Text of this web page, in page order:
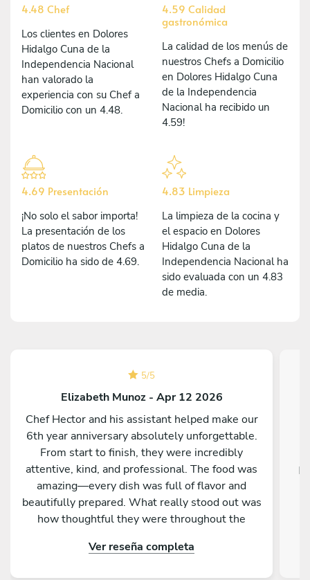
4.48 Chef
Los clientes en Dolores
Hidalgo Cuna de la
Independencia Nacional
han valorado la
experiencia con su Chef a
Domicilio con un 4.48.
4.59 Calidad
gastronómica
La calidad de los menús de
nuestros Chefs a Domicilio
en Dolores Hidalgo Cuna
de la Independencia
Nacional ha recibido un
4.59!
4.69 Presentación
¡No solo el sabor importa!
La presentación de los
platos de nuestros Chefs a
Domicilio ha sido de 4.69.
4.83 Limpieza
La limpieza de la cocina y
el espacio en Dolores
Hidalgo Cuna de la
Independencia Nacional ha
sido evaluada con un 4.83
de media.
5/5
Elizabeth Munoz - Apr 12 2026
Chef Hector and his assistant helped make our
6th year anniversary absolutely unforgettable.
From start to finish, they were incredibly
attentive, kind, and professional. The food was
amazing—every dish was full of flavor and
beautifully prepared. What really stood out was
how thoughtful they were throughout the
without ever being intrusive. To top it off, they
Ver reseña completa